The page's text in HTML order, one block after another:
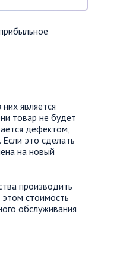
является
товар не будет
дефектом,
это сделать
на новый
производить
стоимость
обслуживания